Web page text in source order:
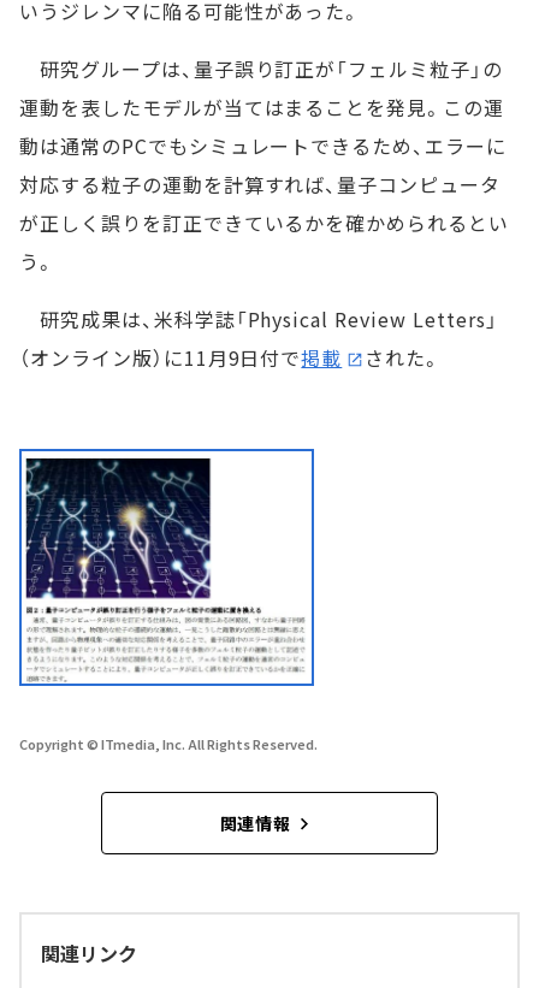
いうジレンマに陥る可能性があった。
研究グループは、量子誤り訂正が「フェルミ粒子」の
運動を表したモデルが当てはまることを発見。この運
動は通常のPCでもシミュレートできるため、エラーに
対応する粒子の運動を計算すれば、量子コンピュータ
が正しく誤りを訂正できているかを確かめられるとい
う。
研究成果は、米科学誌「Physical Review Letters」
（オンライン版）に11月9日付で掲載 された。
Copyright © ITmedia, Inc. All Rights Reserved.
関連情報
関連リンク